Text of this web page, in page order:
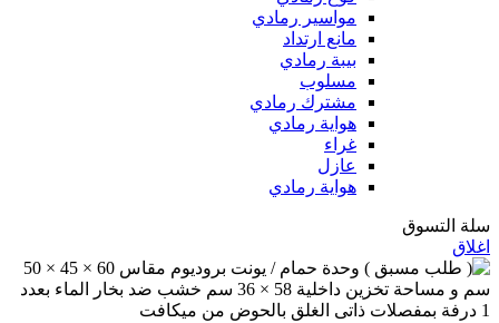
مواسير رمادي
مانع ارتداد
بيبة رمادي
مسلوب
مشترك رمادي
هواية رمادي
غراء
عازل
هواية رمادي
سلة التسوق
اغلاق